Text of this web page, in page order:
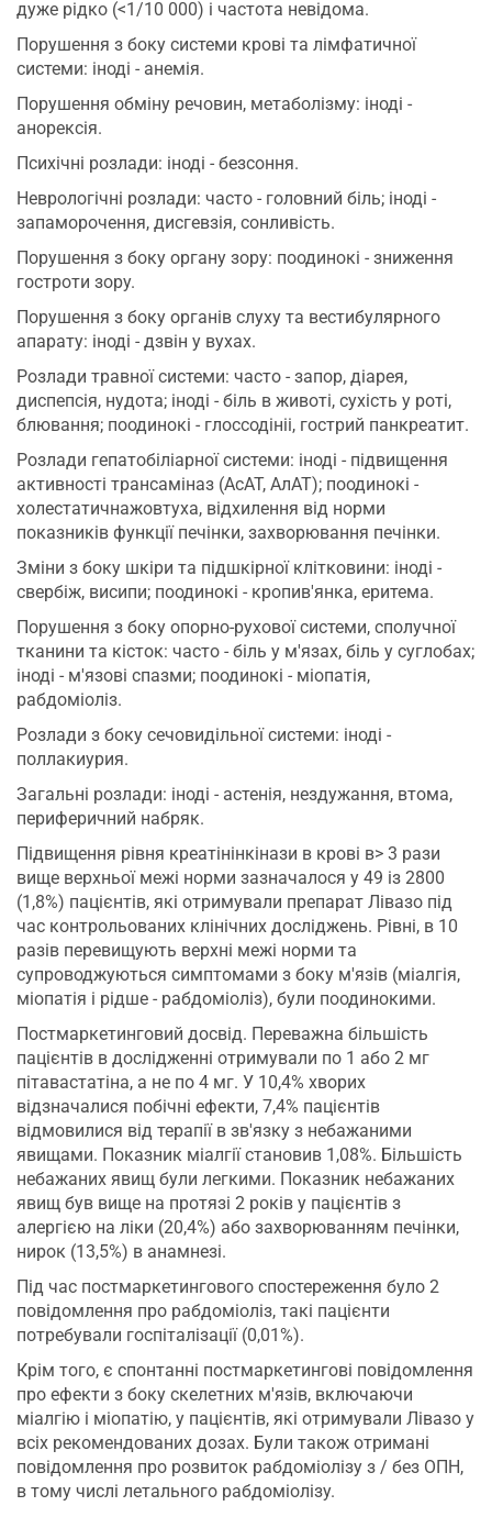
дуже рідко (<1/10 000) і частота невідома.
Порушення з боку системи крові та лімфатичної
системи: іноді - анемія.
Порушення обміну речовин, метаболізму: іноді -
анорексія.
Психічні розлади: іноді - безсоння.
Неврологічні розлади: часто - головний біль; іноді -
запаморочення, дисгевзія, сонливість.
Порушення з боку органу зору: поодинокі - зниження
гостроти зору.
Порушення з боку органів слуху та вестибулярного
апарату: іноді - дзвін у вухах.
Розлади травної системи: часто - запор, діарея,
диспепсія, нудота; іноді - біль в животі, сухість у роті,
блювання; поодинокі - глоссодініі, гострий панкреатит.
Розлади гепатобіліарної системи: іноді - підвищення
активності трансаміназ (АсАТ, АлАТ); поодинокі -
холестатичнажовтуха, відхилення від норми
показників функції печінки, захворювання печінки.
Зміни з боку шкіри та підшкірної клітковини: іноді -
свербіж, висипи; поодинокі - кропив'янка, еритема.
Порушення з боку опорно-рухової системи, сполучної
тканини та кісток: часто - біль у м'язах, біль у суглобах;
іноді - м'язові спазми; поодинокі - міопатія,
рабдоміоліз.
Розлади з боку сечовидільної системи: іноді -
поллакиурия.
Загальні розлади: іноді - астенія, нездужання, втома,
периферичний набряк.
Підвищення рівня креатінінкінази в крові в> 3 рази
вище верхньої межі норми зазначалося у 49 із 2800
(1,8%) пацієнтів, які отримували препарат Лівазо під
час контрольованих клінічних досліджень. Рівні, в 10
разів перевищують верхні межі норми та
супроводжуються симптомами з боку м'язів (міалгія,
міопатія і рідше - рабдоміоліз), були поодинокими.
Постмаркетинговий досвід. Переважна більшість
пацієнтів в дослідженні отримували по 1 або 2 мг
пітавастатіна, а не по 4 мг. У 10,4% хворих
відзначалися побічні ефекти, 7,4% пацієнтів
відмовилися від терапії в зв'язку з небажаними
явищами. Показник міалгії становив 1,08%. Більшість
небажаних явищ були легкими. Показник небажаних
явищ був вище на протязі 2 років у пацієнтів з
алергією на ліки (20,4%) або захворюванням печінки,
нирок (13,5%) в анамнезі.
Під час постмаркетингового спостереження було 2
повідомлення про рабдоміоліз, такі пацієнти
потребували госпіталізації (0,01%).
Крім того, є спонтанні постмаркетингові повідомлення
про ефекти з боку скелетних м'язів, включаючи
міалгію і міопатію, у пацієнтів, які отримували Лівазо у
всіх рекомендованих дозах. Були також отримані
повідомлення про розвиток рабдоміолізу з / без ОПН,
в тому числі летального рабдоміолізу.